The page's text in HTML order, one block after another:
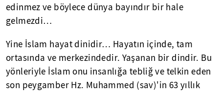
edinmez ve böylece dünya bayındır bir hale
gelmezdi…
Yine İslam hayat dinidir… Hayatın içinde, tam
ortasında ve merkezindedir. Yaşanan bir dindir. Bu
yönleriyle İslam onu insanlığa tebliğ ve telkin eden
son peygamber Hz. Muhammed (sav)'in 63 yıllık